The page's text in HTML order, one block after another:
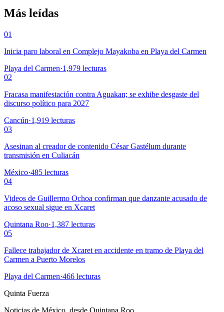
Más leídas
01
Inicia paro laboral en Complejo Mayakoba en Playa del Carmen
Playa del Carmen·1,979 lecturas
02
Fracasa manifestación contra Aguakan; se exhibe desgaste del
discurso político para 2027
Cancún·1,919 lecturas
03
Asesinan al creador de contenido César Gastélum durante
transmisión en Culiacán
México·485 lecturas
04
Videos de Guillermo Ochoa confirman que danzante acusado de
acoso sexual sigue en Xcaret
Quintana Roo·1,387 lecturas
05
Fallece trabajador de Xcaret en accidente en tramo de Playa del
Carmen a Puerto Morelos
Playa del Carmen·466 lecturas
Quinta Fuerza
Noticias de México, desde Quintana Roo